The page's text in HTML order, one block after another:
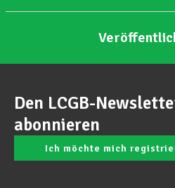
Den LCGB-
abonnieren
Ich möchte mich